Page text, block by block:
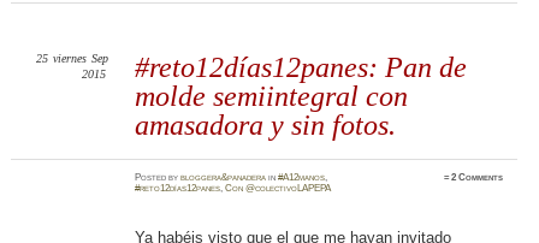
#reto12días12panes: Pan de
molde semiintegral con
amasadora y sin fotos.
25 viernes Sep
2015
Postedbybloggera&panadera in#A12manos
#reto12días12panes ,Con @colectivoLAPEPA
≈2 Comments
Ya habéis visto que el que me hayan invitado